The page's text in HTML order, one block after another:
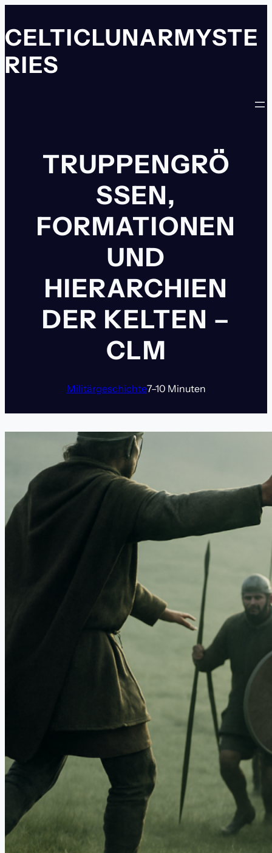
springen
CELTICLUNARMYSTE
RIES
TRUPPENGRÖ
SSEN, F
ORMATIONEN U
ND H
IERARCHIEN D
ER KELTEN – C
LM
Militärgeschichte7–10 Minuten